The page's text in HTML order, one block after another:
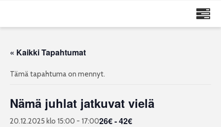
« Kaikki Tapahtumat
Tämä tapahtuma on mennyt.
Nämä juhlat jatkuvat vielä
20.12.2025 klo 15:00 - 17:0026€ - 42€